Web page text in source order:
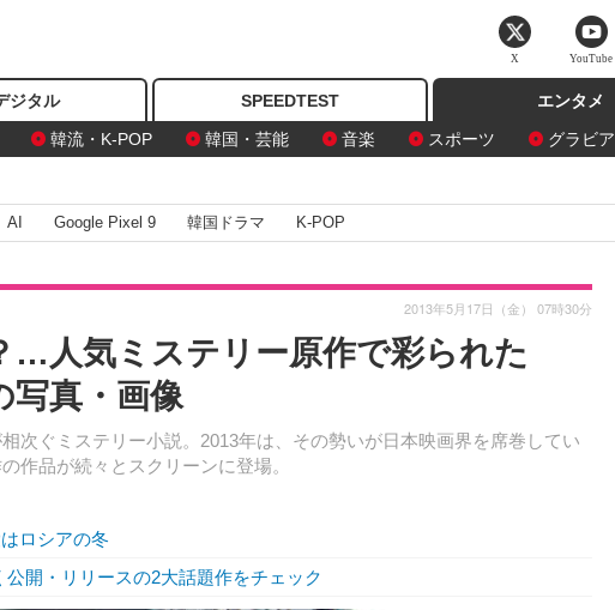
ジタル SPEEDTEST
エンタメ
韓流・K-POP 韓国・芸能 音楽 スポーツ グラビア
AI Google Pixel 9 韓国ドラマ K-POP
…人気ミステリー原作で彩られた
写真・画像
次ぐミステリー小説。2013年は、その勢いが日本映画界を席巻してい
作品が続々とスクリーンに登場。
2013年5月17日（金） 07時30分
ロシアの冬
開・リリースの2大話題作をチェック
X YouTube